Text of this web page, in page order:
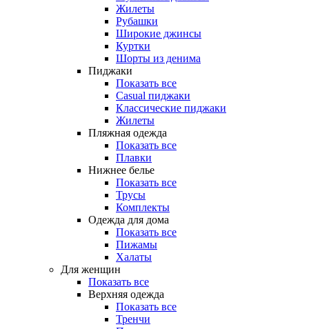
Жилеты
Рубашки
Широкие джинсы
Куртки
Шорты из денима
Пиджаки
Показать все
Casual пиджаки
Классические пиджаки
Жилеты
Пляжная одежда
Показать все
Плавки
Нижнее белье
Показать все
Трусы
Комплекты
Одежда для дома
Показать все
Пижамы
Халаты
Для женщин
Показать все
Верхняя одежда
Показать все
Тренчи